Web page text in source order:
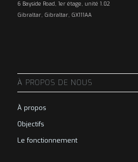
6 Bayside Road, 1er étage, unité 1.02
Gibraltar, Gibraltar, GX111AA
À PROPOS DE NOUS
À propos
Objectifs
Le fonctionnement